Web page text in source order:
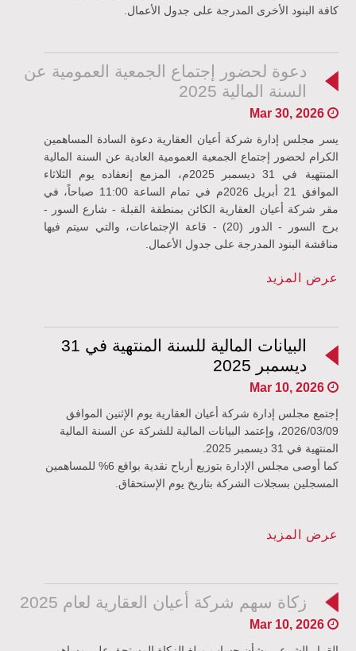
كافة البنود الأخرى المدرجة على جدول الأعمال
دعوة لحضور إجتماع الجمعية العمومية عن
السنة المالية 2025
Mar 30, 2026
يسر مجلس إدارة شركة أعيان العقارية دعوة السادة المساهمين
الكرام لحضور إجتماع الجمعية العمومية العادية عن السنة المالية
المنتهية في 31 ديسمبر 2025م، المزمع إنعقاده يوم الثلاثاء
الموافق 21 أبريل
2026م في تمام الساعة 11:00 صباحاً،
في
مقر شركة أعيان العقارية الكائن بمنطقة القبلة - شارع السور
-
برج السور - الدور (20) - قاعة الإجتماعات، والتي سيتم فيها
مناقشة البنود المدرجة على جدول الأعمال
عرض المزيد
البيانات المالية للسنة المنتهية في 31
ديسمبر 2025
Mar 10, 2026
إجتمع مجلس إدارة شركة أعيان العقارية يوم الإثنين الموافق
2026/03/09، وإعتمد البيانات المالية للشركة عن السنة المالية
المنتهية في 31 ديسمبر 2025.
كما أوصى مجلس الإدارة بتوزيع أرباح نقدية بواقع 6% للمساهمين
المسجلين بسجلات الشركة بتاريخ يوم الإستحقاق.
عرض المزيد
زكاة سهم شركة أعيان العقارية لعام 2025
Mar 10, 2026